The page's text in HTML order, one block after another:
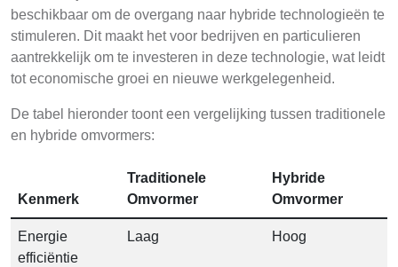
beschikbaar om de overgang naar hybride technologieën te
stimuleren. Dit maakt het voor bedrijven en particulieren
aantrekkelijk om te investeren in deze technologie, wat leidt
tot economische groei en nieuwe werkgelegenheid.
De tabel hieronder toont een vergelijking tussen traditionele
en hybride omvormers:
Kenmerk
Traditionele
Omvormer
Hybride
Omvormer
Energie
efficiëntie
Laag Hoog